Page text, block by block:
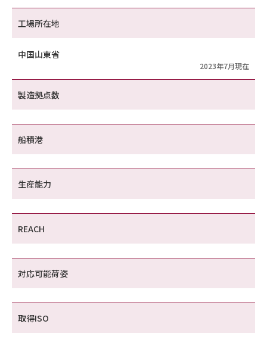
工場所在地
中国山東省
2023年7月現在
製造拠点数
船積港
生産能力
REACH
対応可能荷姿
取得ISO